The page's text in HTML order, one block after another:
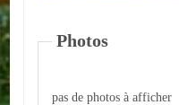
Arrêtes en cours
Photos
pas de photos à afficher